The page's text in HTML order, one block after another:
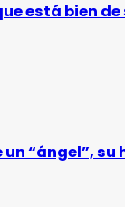
está bien
“ángel”,